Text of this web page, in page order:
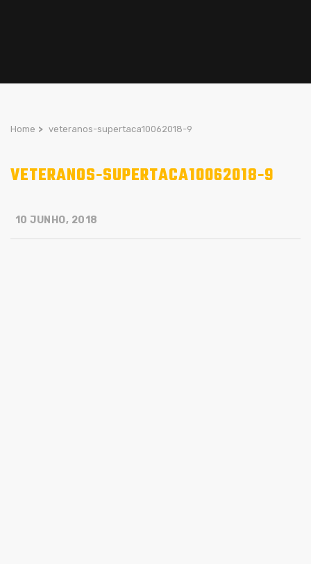
Home > veteranos-supertaca10062018-9
VETERANOS-SUPERTACA10062018-9
10 JUNHO, 2018